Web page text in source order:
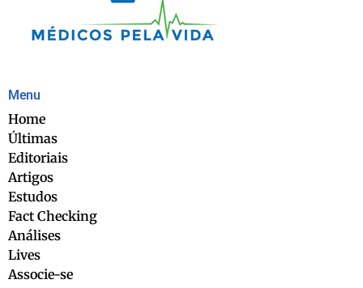
Menu
Home
Últimas
Editoriais
Artigos
Estudos
Fact Checking
Análises
Lives
Associe-se